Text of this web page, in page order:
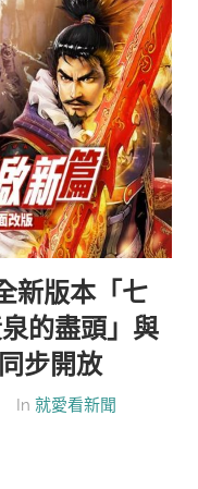
新版本「七
的盡頭」與
步開放
In 就愛看新聞